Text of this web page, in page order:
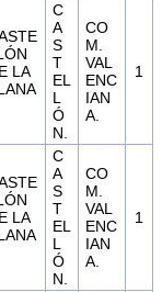
LA
C
A
S
T
EL
L
Ó
N.
CO
M.
VAL
ENC
IAN
A.
1
LA
C
A
S
T
EL
L
Ó
N.
CO
M.
VAL
ENC
IAN
A.
1